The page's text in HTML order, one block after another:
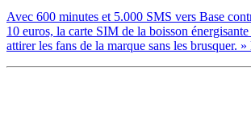
Avec 600 minutes et 5.000 SMS vers Base
10 euros, la carte SIM de la boisson
attirer les fans de la marque sans les brusquer. »